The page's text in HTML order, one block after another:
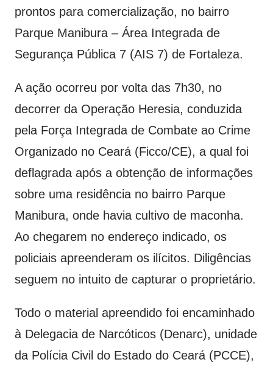
prontos para comercialização, no bairro
Parque Manibura – Área Integrada de
Segurança Pública 7 (AIS 7) de Fortaleza.
A ação ocorreu por volta das 7h30, no
decorrer da Operação Heresia, conduzida
pela Força Integrada de Combate ao Crime
Organizado no Ceará (Ficco/CE), a qual foi
deflagrada após a obtenção de informações
sobre uma residência no bairro Parque
Manibura, onde havia cultivo de maconha.
Ao chegarem no endereço indicado, os
policiais apreenderam os ilícitos. Diligências
seguem no intuito de capturar o proprietário.
Todo o material apreendido foi encaminhado
à Delegacia de Narcóticos (Denarc), unidade
da Polícia Civil do Estado do Ceará (PCCE),